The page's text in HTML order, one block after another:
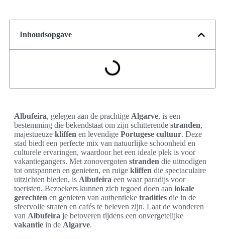
Inhoudsopgave
Albufeira, gelegen aan de prachtige Algarve, is een
bestemming die bekendstaat om zijn schitterende stranden,
majestueuze kliffen en levendige Portugese cultuur. Deze
stad biedt een perfecte mix van natuurlijke schoonheid en
culturele ervaringen, waardoor het een ideale plek is voor
vakantiegangers. Met zonovergoten stranden die uitnodigen
tot ontspannen en genieten, en ruige kliffen die spectaculaire
uitzichten bieden, is Albufeira een waar paradijs voor
toeristen. Bezoekers kunnen zich tegoed doen aan lokale
gerechten en genieten van authentieke tradities die in de
sfeervolle straten en cafés te beleven zijn. Laat de wonderen
van Albufeira je betoveren tijdens een onvergetelijke
vakantie in de Algarve.